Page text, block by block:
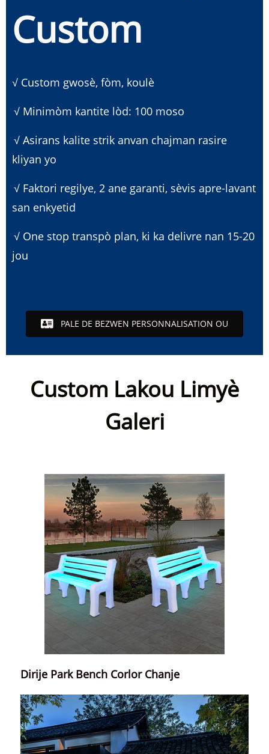
Custom
√ Custom gwosè, fòm, koulè
√ Minimòm kantite lòd: 100 moso
√ Asirans kalite strik anvan chajman rasire
kliyan yo
√ Faktori regilye, 2 ane garanti, sèvis apre-lavant
san enkyetid
√ One stop transpò plan, ki ka delivre nan 15-20
jou
PALE DE BEZWEN PERSONNALISATION OU
Custom Lakou Limyè
Galeri
Dirije Park Bench Corlor Chanje